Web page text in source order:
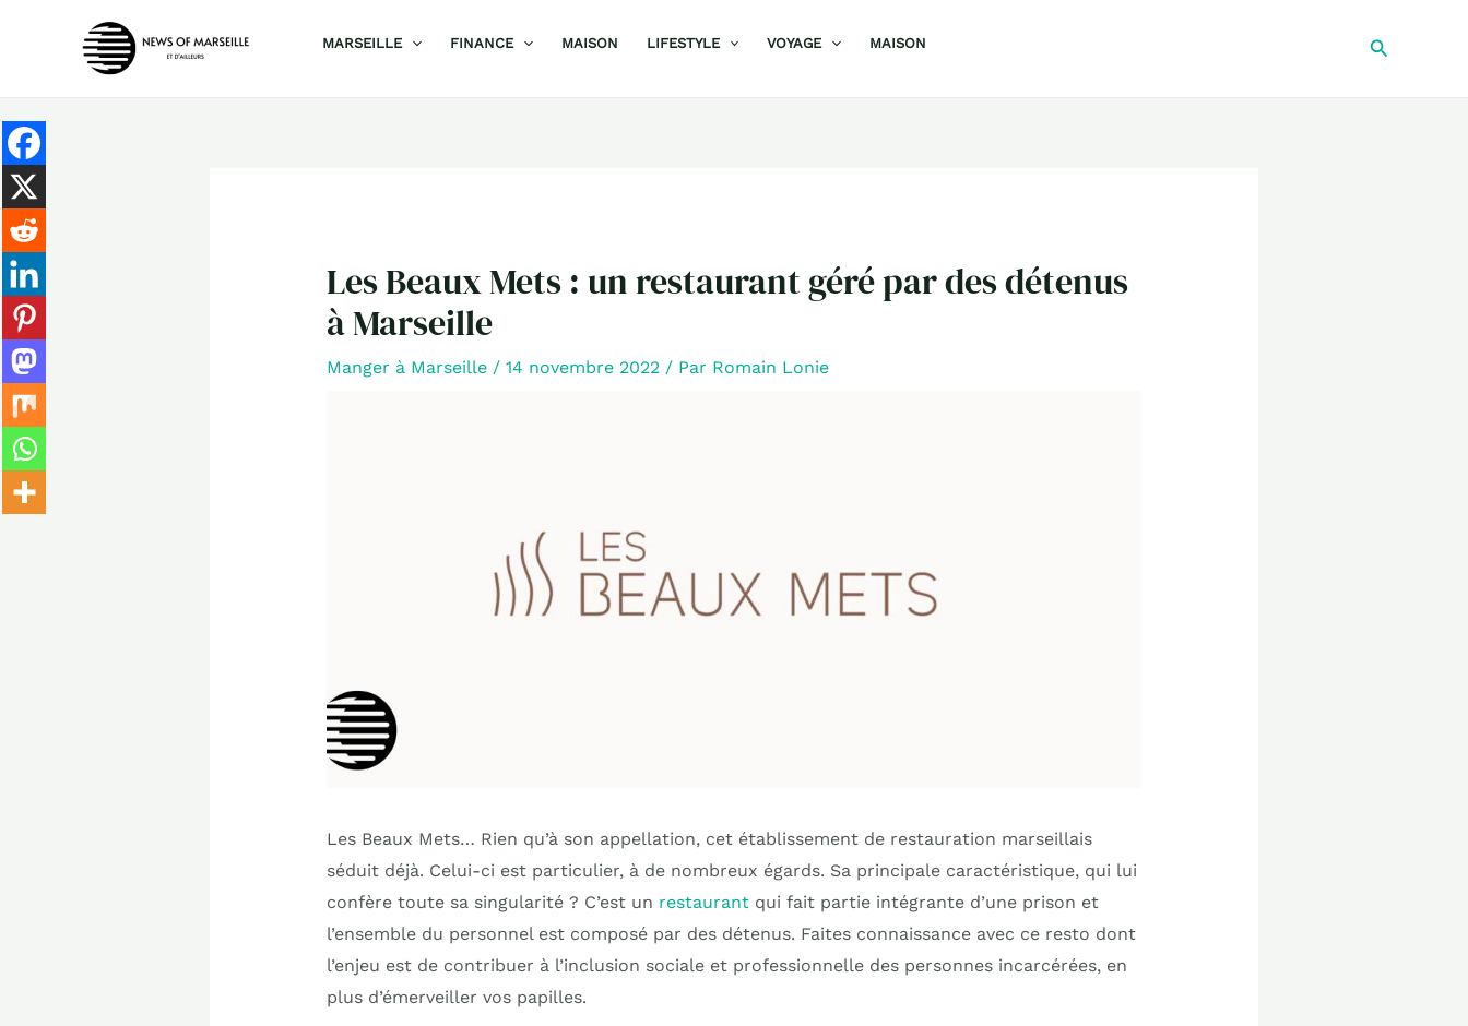
MARSEILLE FINANCE MAISON LIFESTYLE VOYAGE MAISON
Les Beaux Mets : un restaurant géré par des détenus
à Marseille
Manger à Marseille/ 14 novembre 2022 / Par Romain Lonie
Les Beaux Mets… Rien qu’à son appellation, cet établissement de restauration marseillais
séduit déjà. Celui-ci est particulier, à de nombreux égards. Sa principale caractéristique, qui lui
confère toute sa singularité ? C’est un restaurant qui fait partie intégrante d’une prison et
l’ensemble du personnel est composé par des détenus. Faites connaissance avec ce resto dont
l’enjeu est de contribuer à l’inclusion sociale et professionnelle des personnes incarcérées, en
plus d’émerveiller vos papilles.